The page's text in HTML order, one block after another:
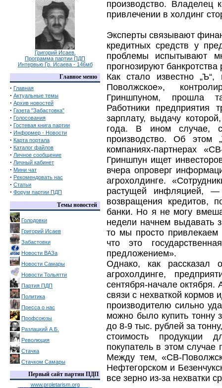
Григорий Исаев.
Программа партии ПДП
Интервью Гр. Исаева - 146мб
Главное меню
· Главная
· Актуальные темы
· Архив новостей
· Газета "Забастовка"
· Голосования
· Гостевая книга партии
· Информер - Новости
· Карта портала
· Каталог файлов
· Личное сообщение
· Личный кабинет
· Мини чат
· Рекомендовать нас
· Статьи
· Форум партии ПДП
Темы новостей
Голодовки
Григорий Исаев
Забастовки
Новости ВАЗа
Новости Самары
Новости Тольятти
Партия ПДП
Политика
Пресса о нас
Профсоюзы
Разлацкий А.Б.
Революция
Стачка
Стачком Самары
Первый сайт партии ПДП
www.proletarism.org
производство. Владелец
привлечении в холдинг
Эксперты связывают
кредитных средств у
проблемы испытывают
прогнозируют
Как стало известно
Поволжское»,
Гриншпуном, прошла
Работники предприятия
зарплату, выдачу
года. В ином случае,
производство. Об этом
компаниях-партнерах
Гриншпун ищет
вчера опроверг
агрохолдинге.
растущей инфляцией,
возвращения кредитов,
банки. Но я не могу
недели начнем выдавать
то мы просто привлекаем
что это
предложением».
Однако, как
агрохолдинге,
сентября-начале октября.
связи с нехваткой
производителю сильно
можно было купить тонну
до 8-9 тыс. рублей за
стоимость продукции
покупатель в этом
Между тем, «СВ-
Нефтегорском и
все зерно из-за нехватки